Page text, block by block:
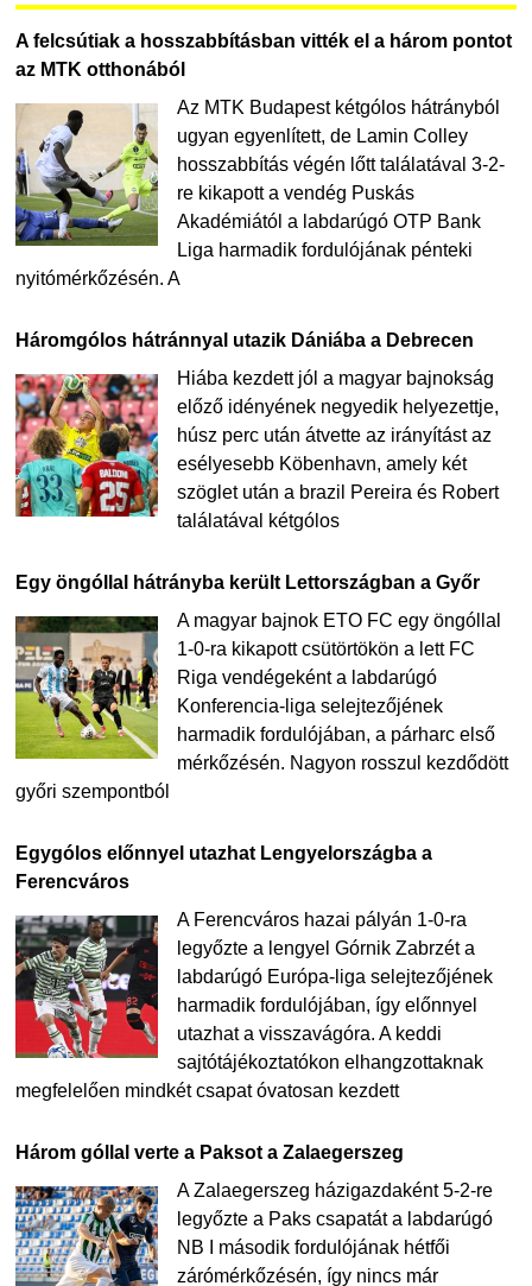
A felcsútiak a hosszabbításban vitték el a három pontot
az MTK otthonából
Az MTK Budapest kétgólos hátrányból
ugyan egyenlített, de Lamin Colley
hosszabbítás végén lőtt találatával 3-2-
re kikapott a vendég Puskás
Akadémiától a labdarúgó OTP Bank
Liga harmadik fordulójának pénteki
nyitómérkőzésén. A
Háromgólos hátránnyal utazik Dániába a Debrecen
Hiába kezdett jól a magyar bajnokság
előző idényének negyedik helyezettje,
húsz perc után átvette az irányítást az
esélyesebb Köbenhavn, amely két
szöglet után a brazil Pereira és Robert
találatával kétgólos
Egy öngóllal hátrányba került Lettországban a Győr
A magyar bajnok ETO FC egy öngóllal
1-0-ra kikapott csütörtökön a lett FC
Riga vendégeként a labdarúgó
Konferencia-liga selejtezőjének
harmadik fordulójában, a párharc első
mérkőzésén. Nagyon rosszul kezdődött
győri szempontból
Egygólos előnnyel utazhat Lengyelországba a
Ferencváros
A Ferencváros hazai pályán 1-0-ra
legyőzte a lengyel Górnik Zabrzét a
labdarúgó Európa-liga selejtezőjének
harmadik fordulójában, így előnnyel
utazhat a visszavágóra. A keddi
sajtótájékoztatókon elhangzottaknak
megfelelően mindkét csapat óvatosan kezdett
Három góllal verte a Paksot a Zalaegerszeg
A Zalaegerszeg házigazdaként 5-2-re
legyőzte a Paks csapatát a labdarúgó
NB I második fordulójának hétfői
zárómérkőzésén, így nincs már